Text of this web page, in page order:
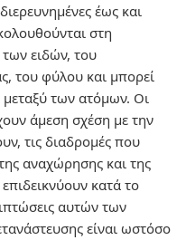
έως και
στη
ειδών, του
του φύλου και μπορεί
των ατόμων. Οι
άμεση σχέση με την
τις διαδρομές που
αναχώρησης και της
κατά το
αυτών των
είναι ωστόσο